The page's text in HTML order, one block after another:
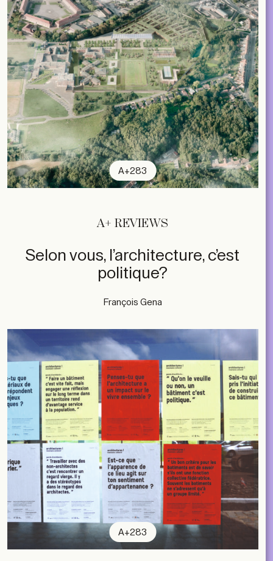
A+283
A+ REVIEWS
Selon vous, l’architecture, c’est
politique?
François Gena
A+283